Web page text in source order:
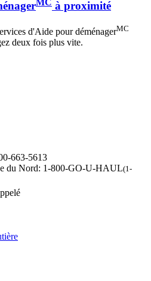
à proximité
d'Aide pour déménagerMC
deux fois plus vite.
663-5613
du Nord: 1-800-GO-U-HAUL(1-